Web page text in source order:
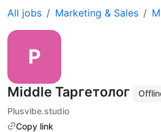
All jobs Marketing & Sales
Middle Таргетолог
Plusvibe.studio
Copy link